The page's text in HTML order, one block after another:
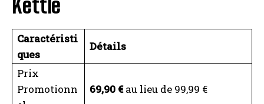
Kettle
Caractéristi
ques
Détails
Prix
Promotionn
69,90 €au lieu de 99,99 €